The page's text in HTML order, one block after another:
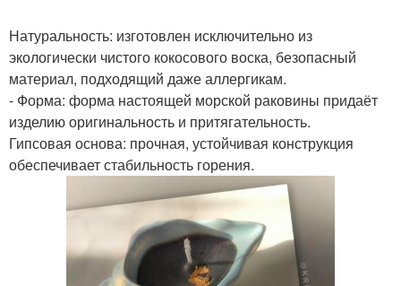
Натуральность: изготовлен исключительно из
экологически чистого кокосового воска, безопасный
материал, подходящий даже аллергикам.
- Форма: форма настоящей морской раковины придаёт
изделию оригинальность и притягательность.
Гипсовая основа: прочная, устойчивая конструкция
обеспечивает стабильность горения.